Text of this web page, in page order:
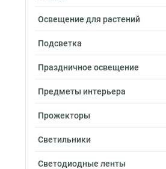
Освещение для растений
Подсветка
Праздничное освещение
Предметы интерьера
Прожекторы
Светильники
Светодиодные ленты